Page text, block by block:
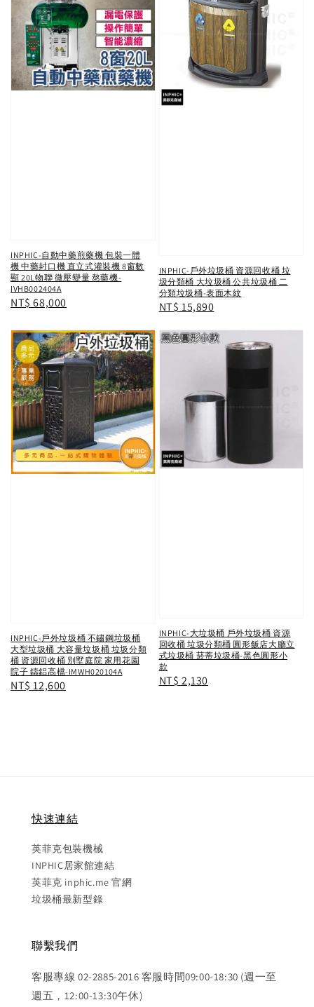
INPHIC-自動中藥煎藥機 包裝一體
機 中藥封口機 直立式灌裝機 8窗數
顯 20L物聯 微壓變量 熬藥機-
IVHB002404A
Regular
NT$ 68,000
INPHIC-戶外垃圾桶 資源回收桶 垃
圾分類桶 大垃圾桶 公共垃圾桶 二
分類垃圾桶-表面木紋
Regular
NT$ 15,890
INPHIC-戶外垃圾桶 不鏽鋼垃圾桶
大型垃圾桶 大容量垃圾桶 垃圾分類
桶 資源回收桶 別墅庭院 家用花園
院子 鑄鋁高檔-IMWH020104A
Regular
NT$ 12,600
INPHIC-大垃圾桶 戶外垃圾桶 資源
回收桶 垃圾分類桶 圓形飯店大廳立
式垃圾桶 菸蒂垃圾桶-黑色圓形小
款
Regular
NT$ 2,130
快速連結
英菲克包裝機械
INPHIC居家館連結
英菲克 inphic.me 官網
垃圾桶最新型錄
聯繫我們
客服專線 02-2885-2016 客服時間09:00-18:30 (週一至
週五，12:00-13:30午休)